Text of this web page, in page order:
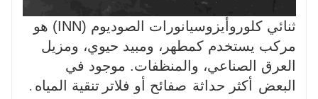
ثنائي كلوروأيزوسيانورات الصوديوم (INN) هو
مركب يستخدم كمطهر، ومبيد حيوي، ومزيل
العرق الصناعي، والمنظفات. موجود في
البعض
أكثر حداثة صفائح أو فلاتر تنقية المياه .